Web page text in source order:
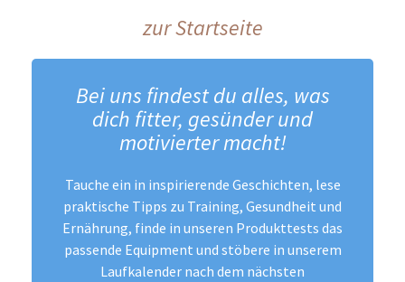
zur Startseite
Bei uns findest du alles, was
dich fitter, gesünder und
motivierter macht!
Tauche ein in inspirierende Geschichten, lese
praktische Tipps zu Training, Gesundheit und
Ernährung, finde in unseren Produkttests das
passende Equipment und stöbere in unserem
Laufkalender nach dem nächsten